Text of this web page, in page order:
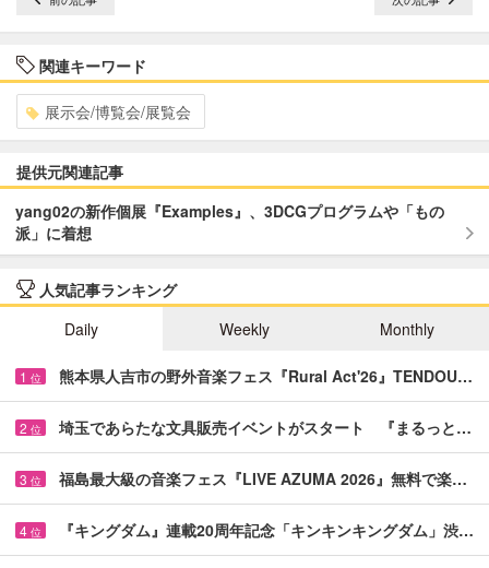
関連キーワード
展示会/博覧会/展覧会
提供元関連記事
yang02の新作個展『Examples』、3DCGプログラムや「もの
派」に着想
人気記事ランキング
Daily
Weekly Monthly
1 位 熊本県人吉市の野外音楽フェス『Rural Act'26』TENDOU…
2 位 埼玉であらたな文具販売イベントがスタート 『まるっと…
3 位 福島最大級の音楽フェス『LIVE AZUMA 2026』無料で楽…
4 位 『キングダム』連載20周年記念「キンキンキングダム」渋…